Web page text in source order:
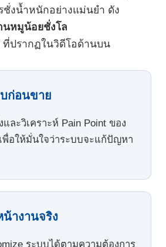
ชั่งน้ำหนักอย่างแม่นยำ ดัง
นหมูน้อยชั่งโล
ที่ปรากฏในวิดีโอด้านบน
ก่อนขาย
และวิเคราะห์ Pain Point ของ
พื่อให้มั่นใจว่าระบบจะแก้ปัญหา
างานจริง
ระบบได้ตามความต้องการ